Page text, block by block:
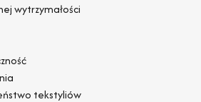
wytrzymałości
tekstyliów